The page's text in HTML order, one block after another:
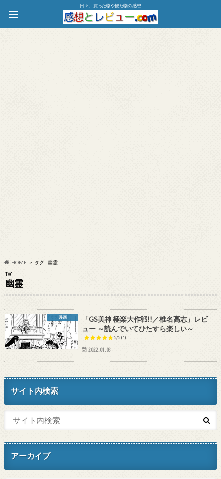
日々、買った物や観た物の感想
HOME タグ : 幽霊
TAG
幽霊
漫画
「GS美神 極楽大作戦!!／椎名高志」レビ
ュー ～読んでいてひたすら楽しい～
5/5 (1)
2022.01.03
サイト内検索
アーカイブ